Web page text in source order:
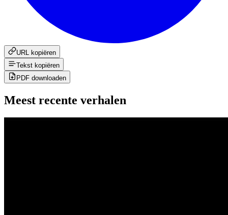
URL kopiëren
Tekst kopiëren
PDF downloaden
Meest recente verhalen